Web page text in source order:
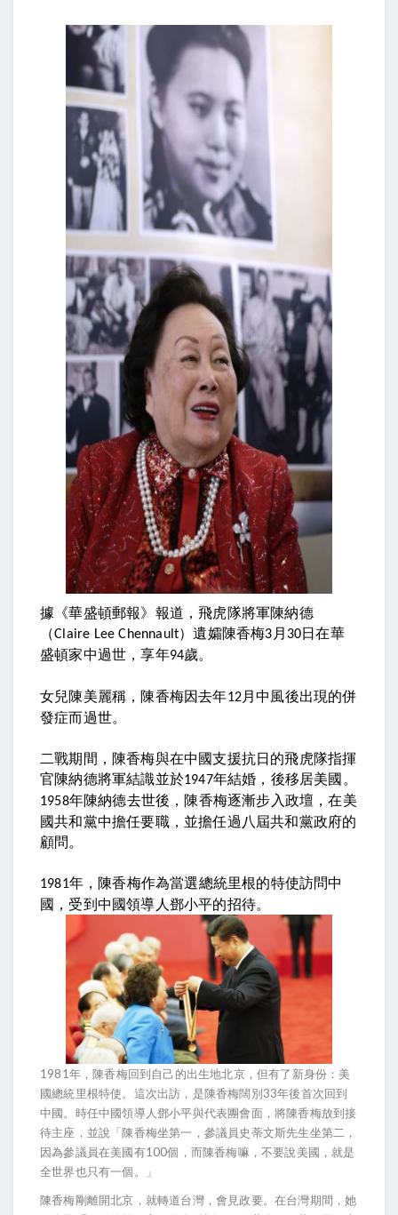
據《華盛頓郵報》報道，飛虎隊將軍陳納德
（Claire Lee Chennault）遺孀陳香梅3月 30日在華
盛頓家中過世，享年94歲。
女兒陳美麗稱，陳香梅因去年12月中風後出現的併
發症而過世。
二戰期間，陳香梅與在中國支援抗日的飛虎隊指揮
官陳納德將軍結識並於1947年結婚，後移居美國。
1958年陳納德去世後，陳香梅逐漸步入政壇，在美
國共和黨中擔任要職，並擔任過八屆共和黨政府的
顧問。
1981年，陳香梅作為當選總統里根的特使訪問中
國，受到中國領導人鄧小平的招待。
1981年，陳香梅回到自己的出生地北京，但有了新身份：美
國總統里根特使。這次出訪，是陳香梅闊別33年後首次回到
中國。時任中國領導人鄧小平與代表團會面，將陳香梅放到接
待主座，並說「陳香梅坐第一，參議員史蒂文斯先生坐第二，
因為參議員在美國有100個，而陳香梅嘛，不要說美國，就是
全世界也只有一個。」
陳香梅剛離開北京，就轉道台灣，會見政要。在台灣期間，她